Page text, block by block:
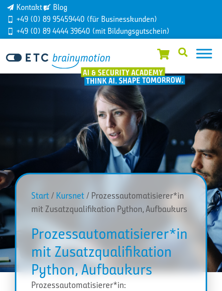
Kontakt
Blog
+49 (0) 89 95459440 (für Businesskunden)
+49 (0) 89 4444 39640 (mit Bildungsgutschein)
Start / Kursnet/ Prozessautomatisierer*in
mit Zusatzqualifikation Python, Aufbaukurs
Prozessautomatisierer*in
mit Zusatzqualifikation
Python, Aufbaukurs
Prozessautomatisierer*in: